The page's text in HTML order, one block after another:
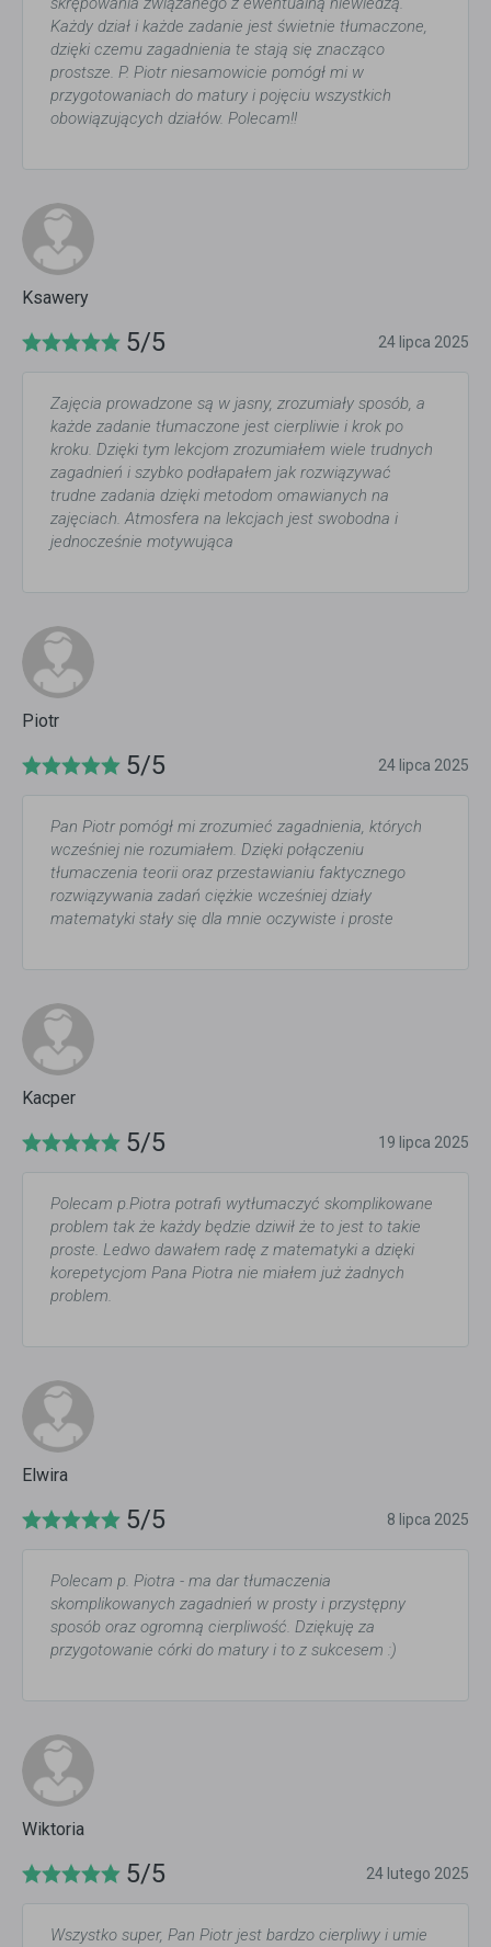
Każdy dział i każde zadanie jest świetnie tłumaczone,
dzięki czemu zagadnienia te stają się znacząco
prostsze. P. Piotr niesamowicie pomógł mi w
przygotowaniach do matury i pojęciu wszystkich
obowiązujących działów. Polecam!!
Ksawery
5/5 24 lipca 2025
Zajęcia prowadzone są w jasny, zrozumiały sposób, a
każde zadanie tłumaczone jest cierpliwie i krok po
kroku. Dzięki tym lekcjom zrozumiałem wiele trudnych
zagadnień i szybko podłapałem jak rozwiązywać
trudne zadania dzięki metodom omawianych na
zajęciach. Atmosfera na lekcjach jest swobodna i
jednocześnie motywująca
Piotr
5/5 24 lipca 2025
Pan Piotr pomógł mi zrozumieć zagadnienia, których
wcześniej nie rozumiałem. Dzięki połączeniu
tłumaczenia teorii oraz przestawianiu faktycznego
rozwiązywania zadań ciężkie wcześniej działy
matematyki stały się dla mnie oczywiste i proste
Kacper
5/5 19 lipca 2025
Polecam p.Piotra potrafi wytłumaczyć skomplikowane
problem tak że każdy będzie dziwił że to jest to takie
proste. Ledwo dawałem radę z matematyki a dzięki
korepetycjom Pana Piotra nie miałem już żadnych
problem.
Elwira
5/5 8 lipca 2025
Polecam p. Piotra - ma dar tłumaczenia
skomplikowanych zagadnień w prosty i przystępny
sposób oraz ogromną cierpliwość. Dziękuję za
przygotowanie córki do matury i to z sukcesem :)
Wiktoria
5/5 24 lutego 2025
Wszystko super, Pan Piotr jest bardzo cierpliwy i umie